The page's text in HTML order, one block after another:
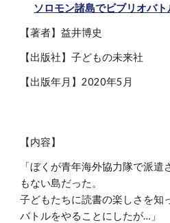
ソロモン諸島でビブリオバト
【著者】益井博史
【出版社】子どもの未来社
【出版年月】2020年5月
【内容】
「ぼくが青年海外協力隊で派
もない島だった 。
子どもたちに読書の楽しさを知
バトルをやることにしたが…」